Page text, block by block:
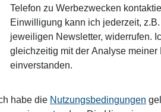
Telefon zu Werbezwecken
Einwilligung kann ich jederzeit,
jeweiligen Newsletter, widerrufen.
gleichzeitig mit der Analyse meiner
einverstanden.
habe die Nutzungsbedingungen